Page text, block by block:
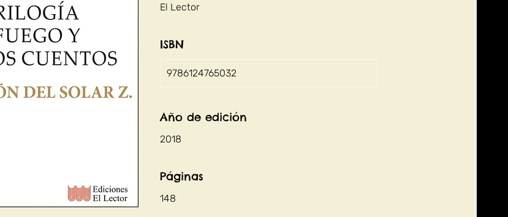
El Lector
ISBN
9786124765032
Año de edición
2018
Páginas
148